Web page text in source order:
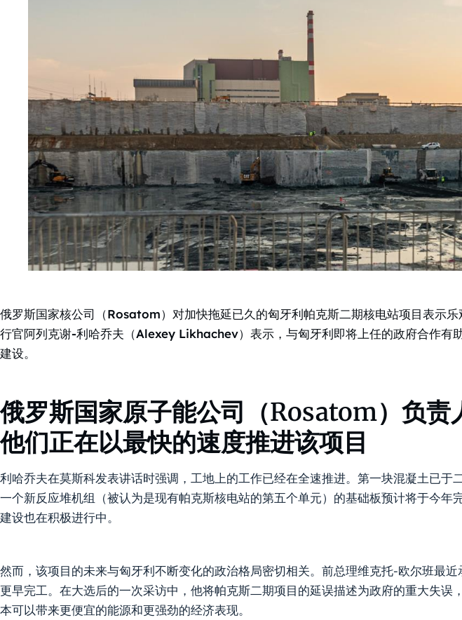
俄罗斯国家核公司（Rosatom）对加快拖延已久的匈牙利帕克斯二期核电站项目表示乐
行官阿列克谢-利哈乔夫（Alexey Likhachev）表示，与匈牙利即将上任的政府合作有
建设。
俄罗斯国家原子能公司（Rosatom）负责
他们正在以最快的速度推进该项目
利哈乔夫在莫斯科发表讲话时强调，工地上的工作已经在全速推进。第一块混凝土已于
一个新反应堆机组（被认为是现有帕克斯核电站的第五个单元）的基础板预计将于今年
建设也在积极进行中。
然而，该项目的未来与匈牙利不断变化的政治格局密切相关。前总理维克托-欧尔班最近
更早完工。在大选后的一次采访中，他将帕克斯二期项目的延误描述为政府的重大失误
本可以带来更便宜的能源和更强劲的经济表现。